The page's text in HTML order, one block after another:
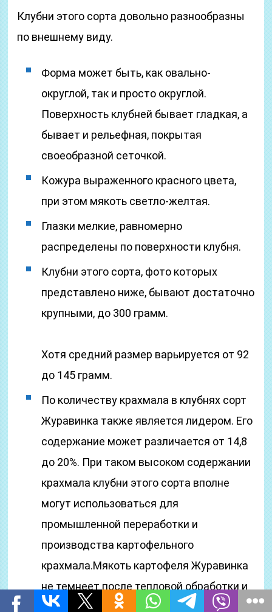
Клубни этого сорта довольно разнообразны
по внешнему виду.
Форма может быть, как овально-
округлой, так и просто округлой.
Поверхность клубней бывает гладкая, а
бывает и рельефная, покрытая
своеобразной сеточкой.
Кожура выраженного красного цвета,
при этом мякоть светло-желтая.
Глазки мелкие, равномерно
распределены по поверхности клубня.
Клубни этого сорта, фото которых
представлено ниже, бывают достаточно
крупными, до 300 грамм.
Хотя средний размер варьируется от 92
до 145 грамм.
По количеству крахмала в клубнях сорт
Журавинка также является лидером. Его
содержание может различается от 14,8
до 20%. При таком высоком содержании
крахмала клубни этого сорта вполне
могут использоваться для
промышленной переработки и
производства картофельного
крахмала.Мякоть картофеля Журавинка
не темнеет после тепловой обработки и
хорошо разваривается.